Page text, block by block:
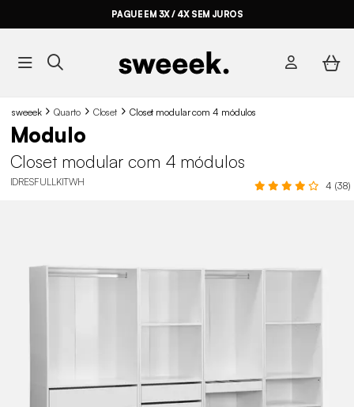
PAGUE EM 3X / 4X SEM JUROS
sweeek Quarto Closet Closet modular com 4 módulos
Modulo
Closet modular com 4 módulos
IDRESFULLKITWH 4 (38)